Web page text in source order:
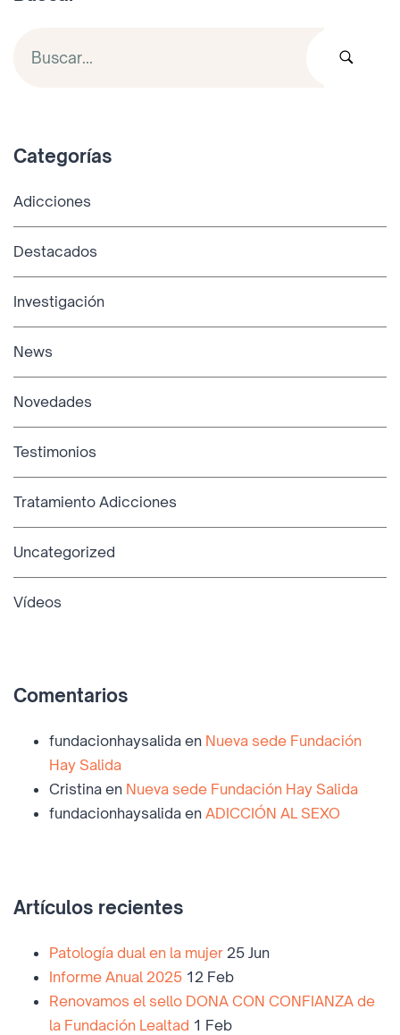
Categorías
Adicciones
Destacados
Investigación
News
Novedades
Testimonios
Tratamiento Adicciones
Uncategorized
Vídeos
Comentarios
fundacionhaysalida en Nueva sede Fundación
Hay Salida
Cristina en Nueva sede Fundación Hay Salida
fundacionhaysalida en ADICCIÓN AL SEXO
Artículos recientes
Patología dual en la mujer 25 Jun
Informe Anual 2025 12 Feb
Renovamos el sello DONA CON CONFIANZA de
la Fundación Lealtad 1 Feb